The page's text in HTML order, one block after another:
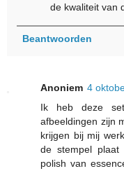
de kwaliteit van
Beantwoorden
Anoniem 4
Ik heb deze
afbeeldingen zijn
krijgen bij mij
de stempel
polish van